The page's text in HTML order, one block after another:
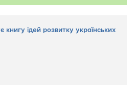
ідей розвитку українських